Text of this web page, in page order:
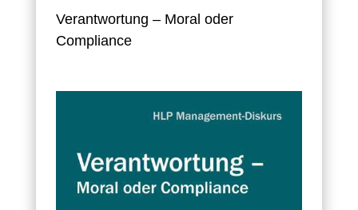
Verantwortung – Moral oder
Compliance